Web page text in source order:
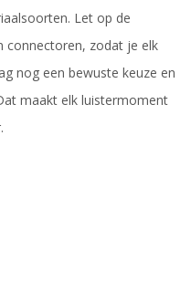
Let op de
connectoren, zodat je elk
nog een bewuste keuze en
maakt elk luistermoment